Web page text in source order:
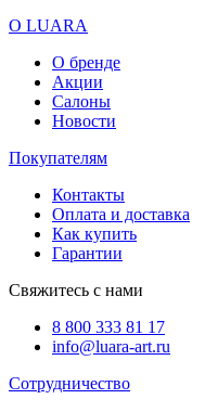
О LUARA
О бренде
Акции
Салоны
Новости
Покупателям
Контакты
Оплата и доставка
Как купить
Гарантии
Свяжитесь с нами
8 800 333 81 17
info@luara-art.ru
Сотрудничество